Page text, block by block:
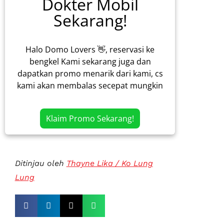
Sekarang!
Halo Domo Lovers 👋, reservasi ke
bengkel Kami sekarang juga dan
dapatkan promo menarik dari kami, cs
kami akan membalas secepat mungkin
Klaim Promo Sekarang!
Ditinjau oleh Thayne Lika / Ko Lung
Lung